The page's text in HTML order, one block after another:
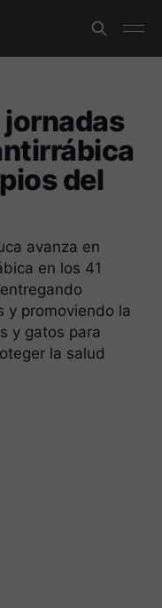
del
avanza en
en los 41
y promoviendo la
y gatos para
la salud